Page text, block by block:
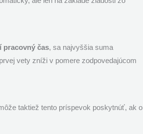
pracovný čas, sa najvyššia suma
vety zníži v pomere zodpovedajúcom
taktiež tento príspevok poskytnúť, ak o